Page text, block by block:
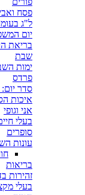
פסח
ל"ג
יום
בריאת
שבת
ימות
פרדס
סדר
איכות
אני וגופי
בעלי
סופרים
עונות
בריאות
זהירות
בעלי